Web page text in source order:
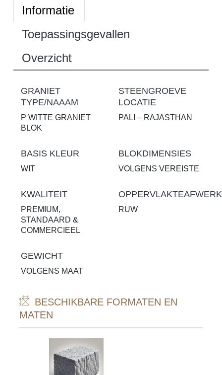
Informatie
Toepassingsgevallen
Overzicht
GRANIET
TYPE/NAAAM
P WITTE GRANIET
BLOK
STEENGROEVE
LOCATIE
PALI – RAJASTHAN
BASIS KLEUR
WIT
BLOKDIMENSIES
VOLGENS VEREISTE
KWALITEIT
PREMIUM,
STANDAARD &
COMMERCIEEL
RUW
GEWICHT
VOLGENS MAAT
BESCHIKBARE FORMATEN EN
MATEN